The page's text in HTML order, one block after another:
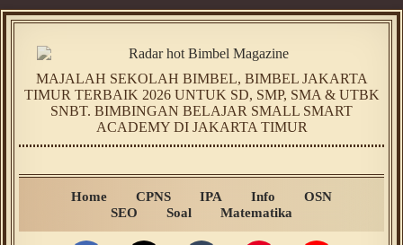
MAJALAH SEKOLAH BIMBEL, BIMBEL JAKARTA
TIMUR TERBAIK 2026 UNTUK SD, SMP, SMA & UTBK
SNBT. BIMBINGAN BELAJAR SMALL SMART
ACADEMY DI JAKARTA TIMUR
Home CPNS IPA Info
OSN
SEO
Soal Matematika